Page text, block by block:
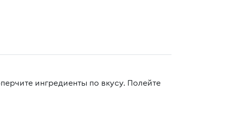
ингредиенты по вкусу. Полейте